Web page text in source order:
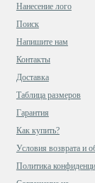
Нанесение лого
Поиск
Напишите нам
Контакты
Доставка
Таблица размеров
Гарантия
Как купить?
Условия возврата и
Политика